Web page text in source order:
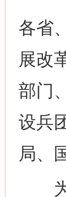
各省
展改
部门
设兵
局、
为